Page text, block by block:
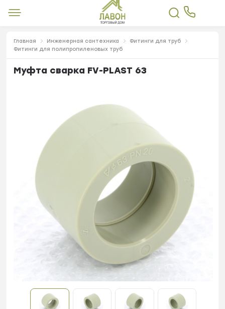
Главная Инженерная сантехника
Фитинги для труб
Фитинги для полипропиленовых труб
Муфта сварка FV-PLAST 63